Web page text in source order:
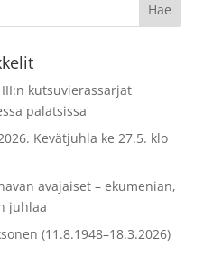
kutsuvierassarjat
palatsissa
Kevätjuhla ke 27.5. klo
avajaiset – ekumenian,
juhlaa
(11.8.1948–18.3.2026)